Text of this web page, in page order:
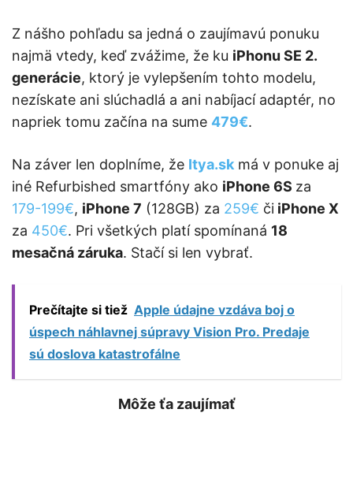
Z nášho pohľadu sa jedná o zaujímavú ponuku
najmä vtedy, keď zvážime, že ku iPhonu SE 2.
generácie, ktorý je vylepšením tohto modelu,
nezískate ani slúchadlá a ani nabíjací adaptér, no
napriek tomu začína na sume 479€.
Na záver len doplníme, že Itya.sk má v ponuke aj
iné Refurbished smartfóny ako iPhone 6S za
179-199€, iPhone 7 (128GB) za 259€ či iPhone X
za 450€. Pri všetkých platí spomínaná 18
mesačná záruka. Stačí si len vybrať.
Prečítajte si tiež Apple údajne vzdáva boj o
úspech náhlavnej súpravy Vision Pro. Predaje
sú doslova katastrofálne
Môže ťa zaujímať